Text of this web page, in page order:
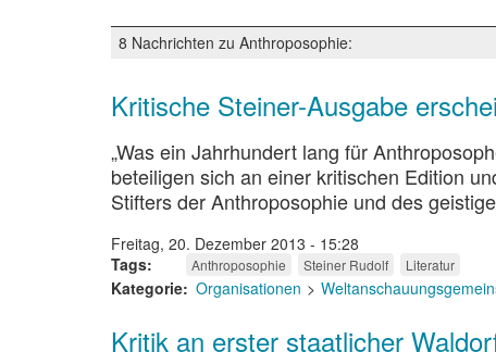
Heilkunst
8 Nachrichten zu Anthroposophie:
Kritische Steiner-Ausgabe
„Was ein Jahrhundert lang für
beteiligen sich an einer kritischen Edition
Stifters der Anthroposophie und des
Freitag, 20. Dezember 2013 - 15:28
Tags
Anthroposophie Steiner Rudolf Literatur
Kategorie Organisationen
Kritik an erster staatlicher